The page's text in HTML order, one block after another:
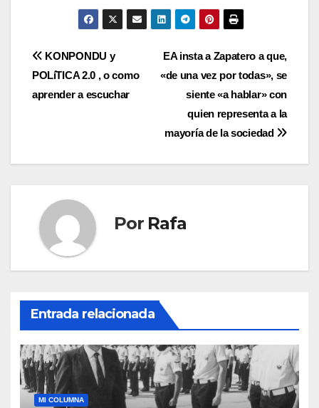
Navegación
de
EA insta a Zapatero a que,
«de una vez por todas», se
siente «a hablar» con
quien representa a la
mayorí­a de la sociedad
KONPONDU y
POLíTICA 2.0 , o como
aprender a escuchar
Por Rafa
Entrada relacionada
MI COLUMNA